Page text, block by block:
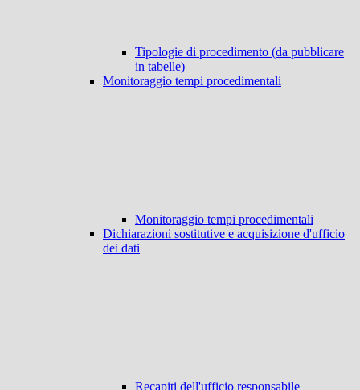
Tipologie di procedimento (da pubblicare
in tabelle)
Monitoraggio tempi procedimentali
Monitoraggio tempi procedimentali
Dichiarazioni sostitutive e acquisizione d'ufficio
dei dati
Recapiti dell'ufficio responsabile